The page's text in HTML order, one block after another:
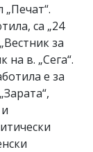
са „24
за
на в. „Сега“.
е за